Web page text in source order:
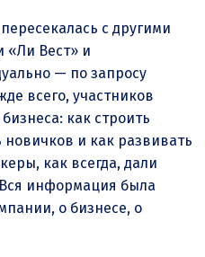
с другими
Вест» и
— по запросу
всего, участников
как строить
новичков и как развивать
как всегда, дали
информация была
о бизнесе, о